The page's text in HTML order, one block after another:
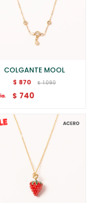
COLGANTE MOOL
$ 870 $ 1.090
$ 740